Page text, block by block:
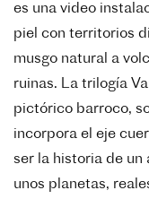
es una video
piel con territorios
musgo natural a
ruinas. La trilogía
pictórico barroco,
incorpora el eje
ser la historia de
unos planetas,